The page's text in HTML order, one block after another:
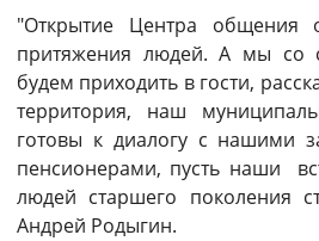
"Открытие Центра общения
притяжения людей. А мы со
будем приходить в гости,
территория, наш
готовы к диалогу с нашими
пенсионерами, пусть наши
людей старшего поколения
Андрей Родыгин.